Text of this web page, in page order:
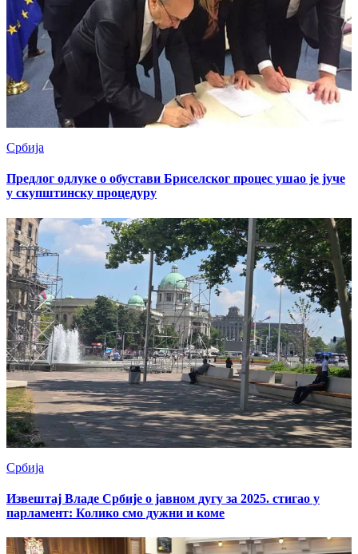
Србија
Предлог одлуке о обустави Бриселског процес ушао је јуче
у скупштинску процедуру
Србија
Извештај Владе Србије о јавном дугу за 2025. стигао у
парламент: Колико смо дужни и коме